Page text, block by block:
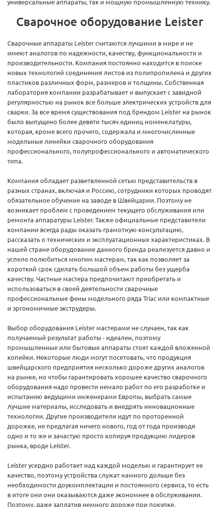
универсальные аппараты, так и мощную промышленную технику.
Сварочное оборудование Leister
Сварочные аппараты Leister считаются лучшими в мире и не
имеют аналогов по надежности, качеству, функциональности и
производительности. Компания постоянно находится в поиске
новых технологий соединения листов из полипропилена и других
пластиков различных форм, размеров и толщины. Собственная
лаборатория компании разрабатывает и выпускает с завидной
регулярностью на рынок все больше электрических устройств для
сварки. За все время существования под брендом Leister на рынок
было выпущено более девяти тысяч единиц номенклатуры,
которая, кроме всего прочего, содержала и многочисленные
модельные линейки сварочного оборудования
профессионального, полупрофессионального и автоматического
типа.
Компания обладает разветвленной сетью представительств в
разных странах, включая и Россию, сотрудники которых проводят
обязательное обучение на заводе в Швейцарии. Поэтому не
возникает проблем с проведением текущего обслуживания или
ремонта аппаратуры Leister. Также официальные представители
компании всегда рады оказать грамотную консультацию,
рассказать о технических и эксплуатационных характеристиках. В
нашей стране оборудование данного бренда реализуется давно и
успело полюбиться многим мастерам, так как позволяет за
короткий срок сделать большой объем работы без ущерба
качеству. Частные мастера предпочитают приобретать и
использоваться в своей деятельности сварочные
профессиональные фены модельного ряда Triac или компактные
и эргономичные экструдеры.
Выбор оборудования Leister мастерами не случаен, так как
получаемый результат работы - идеален, поэтому
промышленные или бытовые аппараты стоят каждой вложенной
копейки. Некоторые люди могут посетовать, что продукция
швейцарского предприятия несколько дороже других аналогов
на рынке, но чтобы гарантировать хорошее качество сварочного
оборудования надо провести немало работ по его разработке и
испытанию ведущими инженерами Европы, выбрать самые
лучшие материалы, исследовать и внедрять инновационные
технологии. Другие производители идут по проторенной
дорожке, не предлагая ничего нового, год от года производя
одно и то же и зачастую просто копируя продукцию лидеров
рынка, вроде Leister.
Leister усердно работает над каждой моделью и гарантирует ее
качество, поэтому устройства служат намного дольше без
необходимости доукомплектации и постоянного сервиса, то есть
в итоге они они оказываются даже экономнее в обслуживании.
Поэтому, даже заплатив немного дороже при покупке,